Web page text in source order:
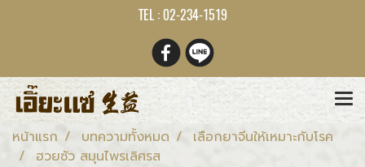
TEL : 02-234-1519
หน้าแรก บทความทั้งหมด
เลือกยาจีนให้เหมาะกับโรค
ฮวยซัว สมุนไพรเลิศรส